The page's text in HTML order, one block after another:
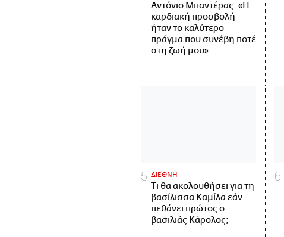
Αντόνιο Μπαντέρας: «Η
καρδιακή προσβολή
ήταν το καλύτερο
πράγμα που συνέβη ποτέ
στη ζωή μου»
ΔΙΕΘΝΗ
Τι θα ακολουθήσει για τη
βασίλισσα Καμίλα εάν
πεθάνει πρώτος ο
βασιλιάς Κάρολος;